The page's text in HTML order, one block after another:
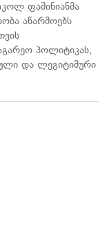
ფაშინიანმა
აწარმოებს
პოლიტიკას,
და ლეგიტიმური